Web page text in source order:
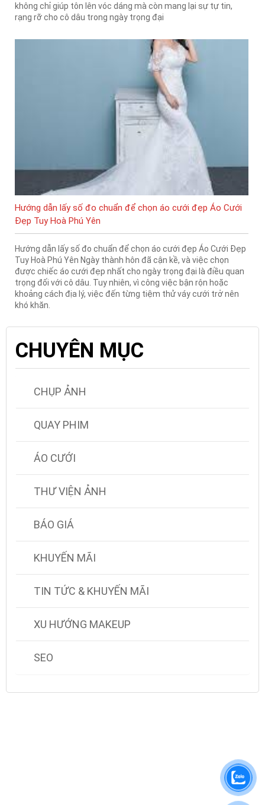
không chỉ giúp tôn lên vóc dáng mà còn mang lại sự tự tin,
rạng rỡ cho cô dâu trong ngày trọng đại
Hướng dẫn lấy số đo chuẩn để chọn áo cưới đẹp Áo Cưới
Đẹp Tuy Hoà Phú Yên
Hướng dẫn lấy số đo chuẩn để chọn áo cưới đẹp Áo Cưới Đẹp
Tuy Hoà Phú Yên Ngày thành hôn đã cận kề, và việc chọn
được chiếc áo cưới đẹp nhất cho ngày trọng đại là điều quan
trọng đối với cô dâu. Tuy nhiên, vì công việc bận rộn hoặc
khoảng cách địa lý, việc đến từng tiệm thử váy cưới trở nên
khó khăn.
CHUYÊN MỤC
CHỤP ẢNH
QUAY PHIM
ÁO CƯỚI
THƯ VIỆN ẢNH
BÁO GIÁ
KHUYẾN MÃI
TIN TỨC & KHUYẾN MÃI
XU HƯỚNG MAKEUP
SEO